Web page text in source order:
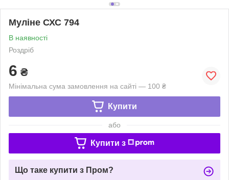
Муліне СХС 794
В наявності
Роздріб
6 ₴
Мінімальна сума замовлення на сайті — 100 ₴
Купити
або
Купити з
Що таке купити з Пром?